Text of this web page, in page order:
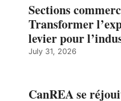
Sections
Transformer
levier pour
July 31, 2026
CanREA se